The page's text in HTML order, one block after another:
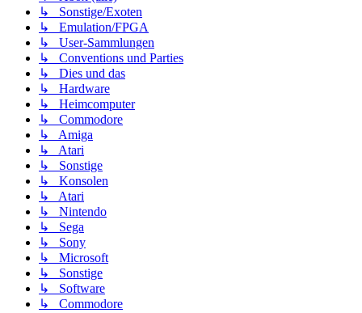
↳ Sonstige/Exoten
↳ Emulation/FPGA
↳ User-Sammlungen
↳ Conventions und Parties
↳ Dies und das
↳ Hardware
↳ Heimcomputer
↳ Commodore
↳ Amiga
↳ Atari
↳ Sonstige
↳ Konsolen
↳ Atari
↳ Nintendo
↳ Sega
↳ Sony
↳ Microsoft
↳ Sonstige
↳ Software
↳ Commodore